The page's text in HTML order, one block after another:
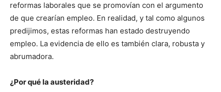
reformas laborales que se promovían con el argumento
de que crearían empleo. En realidad, y tal como algunos
predijimos, estas reformas han estado destruyendo
empleo. La evidencia de ello es también clara, robusta y
abrumadora.
¿Por qué la austeridad?